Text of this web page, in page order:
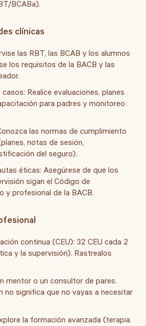
BCABa).
clínicas
las RBT, las BCAB y los alumnos
los requisitos de la BACB y las
casos: Realice evaluaciones, planes
para padres y monitoreo
las normas de cumplimiento
notas de sesión,
del seguro).
éticas: Asegúrese de que los
sigan el Código de
y profesional de la BACB.
continua (CEU): 32 CEU cada 2
y la supervisión). Rastrealos
mentor o un consultor de pares.
no significa que no vayas a necesitar
la formación avanzada (terapia